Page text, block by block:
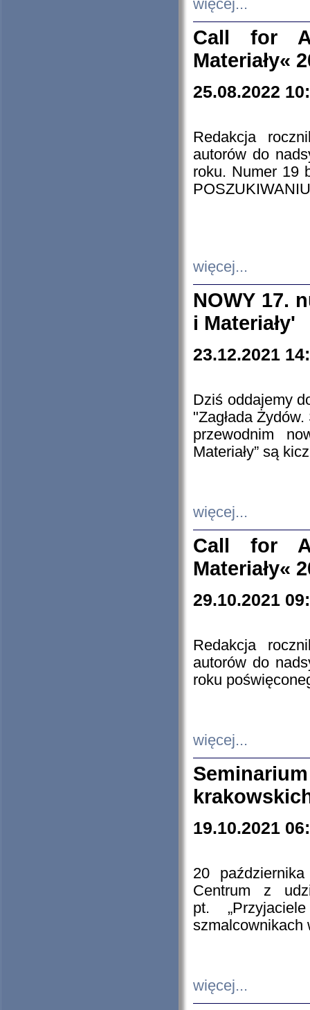
więcej...
Call for
Materiały«
25.08.2022
Redakcja
autorów do
roku. Numer 19
więcej...
NOWY 17.
i Materiały'
23.12.2021
Dziś oddajemy
"Zagłada
przewodnim
Materiały” są
więcej...
Call for
Materiały«
29.10.2021
Redakcja
autorów do
roku
więcej...
19.10.2021
20
Centrum z
pt.
szmalcownikach
więcej...